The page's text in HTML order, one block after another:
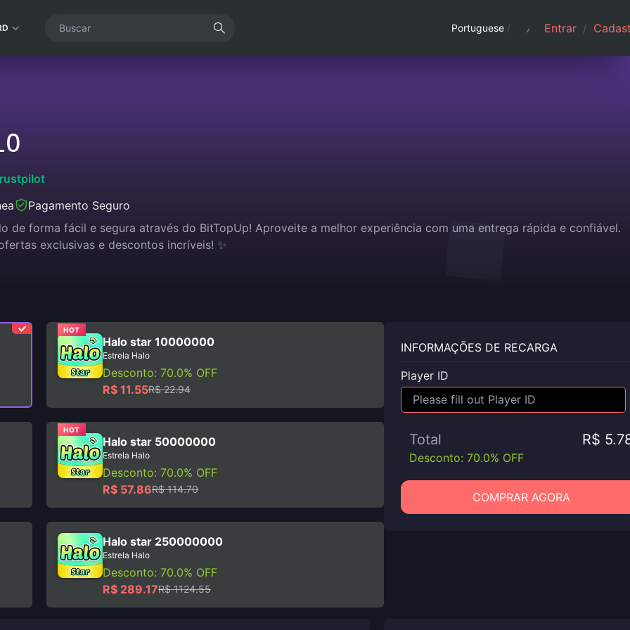
Portuguese / Entrar /
Pagamento Seguro
de forma fácil e segura através do BitTopUp! Aproveite a melhor experiência com uma entrega rápida e confiável.
exclusivas e descontos incríveis! ✨
HOT
Halo star 10000000
Estrela Halo
Desconto: 70.0% OFF
R$ 11.55R$ 22.94
HOT
Halo star 50000000
Estrela Halo
Desconto: 70.0% OFF
R$ 57.86R$ 114.70
Halo star 250000000
Estrela Halo
Desconto: 70.0% OFF
R$ 289.17R$ 1124.55
INFORMAÇÕES DE RECARGA
Player ID
Total R$
Desconto: 70.0% OFF
COMPRAR AGORA